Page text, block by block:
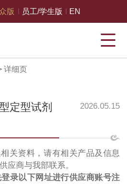
版 员工/学生版 EN
详细页
定型试剂
2026.05.15
关资料，请有相关产品及信息
应商与我部联系。
录以下网址进行供应商账号注